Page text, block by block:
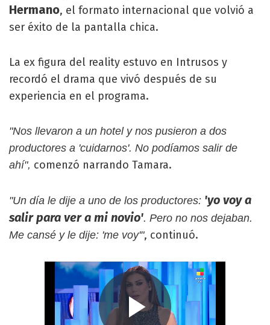
Hermano, el formato internacional que volvió a
ser éxito de la pantalla chica.
La ex figura del reality estuvo en Intrusos y
recordó el drama que vivó después de su
experiencia en el programa.
"Nos llevaron a un hotel y nos pusieron a dos
productores a 'cuidarnos'. No podíamos salir de
ahí", comenzó narrando Tamara.
"Un día le dije a uno de los productores: 'yo voy a
salir para ver a mi novio'. Pero no nos dejaban.
Me cansé y le dije: 'me voy'", continuó.